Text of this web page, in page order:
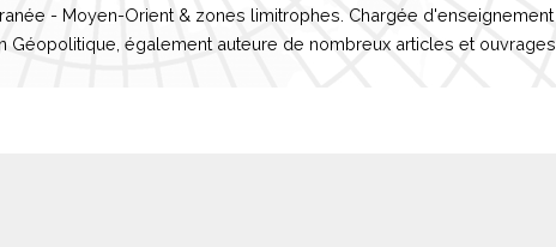
- Moyen-Orient & zones limitrophes. Chargée d'enseignement
Géopolitique, également auteure de nombreux articles et ouvrages.